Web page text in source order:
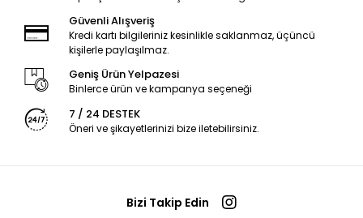
Güvenli Alışveriş
Kredi kartı bilgileriniz kesinlikle saklanmaz, üçüncü
kişilerle paylaşılmaz.
Geniş Ürün Yelpazesi
Binlerce ürün ve kampanya seçeneği
7 / 24 DESTEK
Öneri ve şikayetlerinizi bize iletebilirsiniz.
Bizi Takip Edin